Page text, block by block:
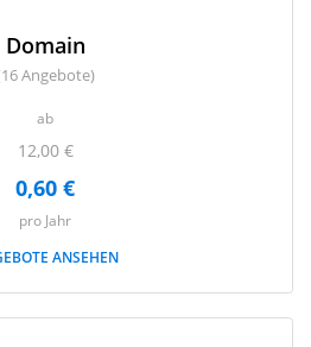
Domain
Angebote)
ab
12,00 €
0,60 €
pro Jahr
ANSEHEN